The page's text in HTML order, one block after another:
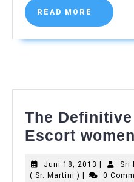
READ MORE
READ
MORE
The
Escort
Juni 18, 2013 Juni
18,
|
Sri
( Sr. Martini ) Sri
| 0